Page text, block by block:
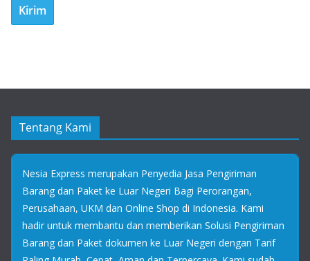
Tentang Kami
Nesia Express merupakan Penyedia Jasa Pengiriman
Barang dan Paket ke Luar Negeri Bagi Perorangan,
Perusahaan, UKM dan Online Shop di Indonesia. Kami
hadir untuk membantu dan memberikan Solusi Pengiriman
Barang dan Paket dokumen ke Luar Negeri dengan Tarif